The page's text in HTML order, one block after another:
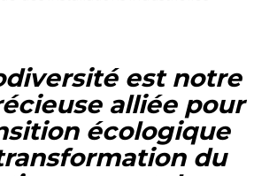
est notre
alliée pour
écologique
du